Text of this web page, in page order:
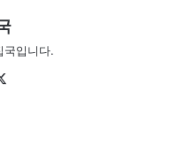
입니다.